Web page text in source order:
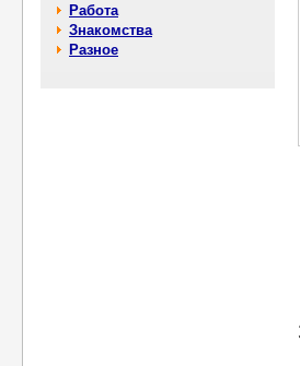
Работа
Знакомства
Разное